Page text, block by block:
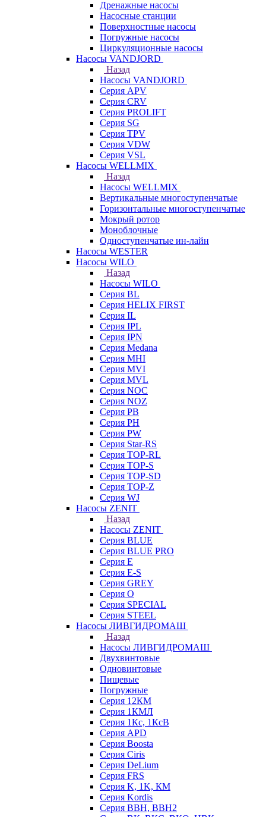
Дренажные насосы
Насосные станции
Поверхностные насосы
Погружные насосы
Циркуляционные насосы
Насосы VANDJORD
Назад
Насосы VANDJORD
Серия APV
Серия CRV
Серия PROLIFT
Серия SG
Серия TPV
Серия VDW
Серия VSL
Насосы WELLMIX
Назад
Насосы WELLMIX
Вертикальные многоступенчатые
Горизонтальные многоступенчатые
Мокрый ротор
Моноблочные
Одноступенчатые ин-лайн
Насосы WESTER
Насосы WILO
Назад
Насосы WILO
Серия BL
Серия HELIX FIRST
Серия IL
Серия IPL
Серия IPN
Серия Medana
Серия MHI
Серия MVI
Серия MVL
Серия NOC
Серия NOZ
Серия PB
Серия PH
Серия PW
Серия Star-RS
Серия TOP-RL
Серия TOP-S
Серия TOP-SD
Серия TOP-Z
Серия WJ
Насосы ZENIT
Назад
Насосы ZENIT
Серия BLUE
Серия BLUE PRO
Серия E
Серия E-S
Серия GREY
Серия O
Серия SPECIAL
Серия STEEL
Насосы ЛИВГИДРОМАШ
Назад
Насосы ЛИВГИДРОМАШ
Двухвинтовые
Одновинтовые
Пищевые
Погружные
Серия 12КМ
Серия 1КМЛ
Серия 1Кс, 1КсВ
Серия APD
Серия Boosta
Серия Ciris
Серия DeLium
Серия FRS
Серия K, 1K, КМ
Серия Kordis
Серия ВВН, ВВН2